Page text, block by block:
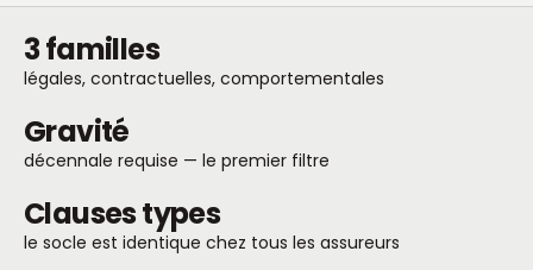
3 familles
légales, contractuelles, comportementales
Gravité
décennale requise — le premier filtre
Clauses types
le socle est identique chez tous les assureurs